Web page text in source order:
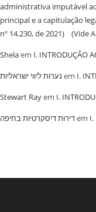
administrativa imputável
principal e a capitulação
nº 14.230, de 2021) (Vide
Shelaem I. INTRODUÇÃO
נערות ליווי ישראליות em I.
Stewart Rayem I.
‏דירות דיסקרטיות בחיפהem I.